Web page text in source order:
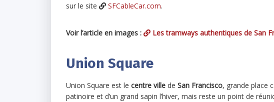
sur le site
SFCableCar.com.
Voir l’article en images : Les tramways authentiques de San
Union Square
Union Square est le centre ville de San Francisco, grande place
patinoire et d’un grand sapin l’hiver, mais reste un point de